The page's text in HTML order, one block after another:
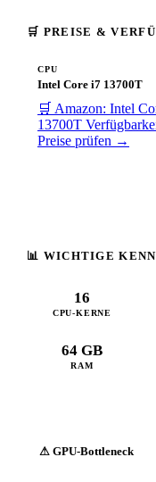
🛒 PREISE &
CPU
Intel Core i7 13700T
🛒 Amazon: Intel
13700T
Preise prüfen →
📊 WICHTIGE
16
CPU-KERNE
64 GB
RAM
⚠ GPU-Bottleneck